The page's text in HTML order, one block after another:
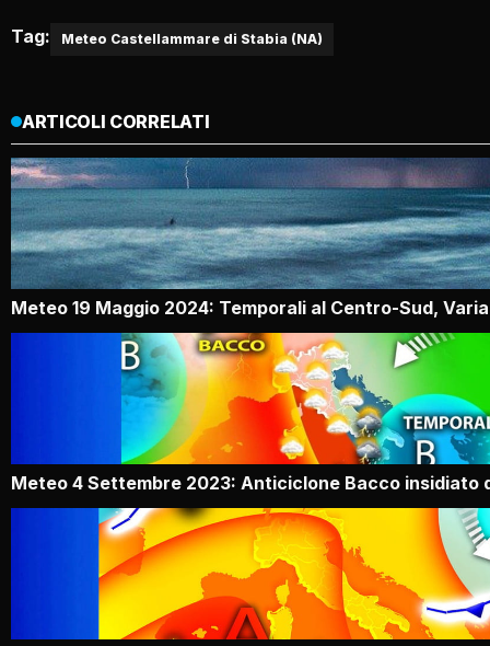
Tag: Meteo Castellammare di Stabia (NA)
ARTICOLI CORRELATI
Meteo 19 Maggio 2024: Temporali al Centro-Sud,
Meteo 4 Settembre 2023: Anticiclone Bacco insidiato